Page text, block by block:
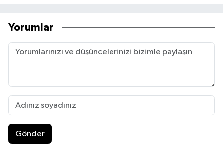
Yorumlar
Gönder